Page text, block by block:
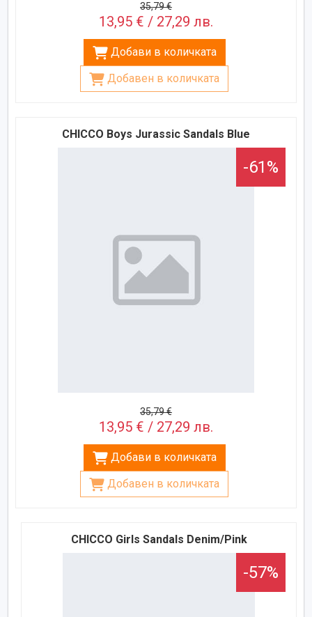
35,79 €
13,95 € / 27,29 лв.
Добави в количката
Добавен в количката
CHICCO Boys Jurassic Sandals Blue
-61%
35,79 €
13,95 € / 27,29 лв.
Добави в количката
Добавен в количката
CHICCO Girls Sandals Denim/Pink
-57%